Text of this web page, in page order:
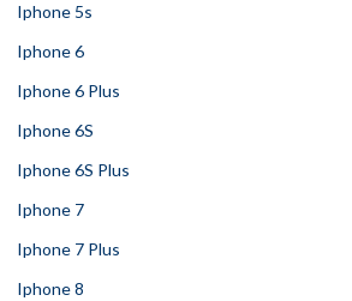
Iphone 5s
Iphone 6
Iphone 6 Plus
Iphone 6S
Iphone 6S Plus
Iphone 7
Iphone 7 Plus
Iphone 8